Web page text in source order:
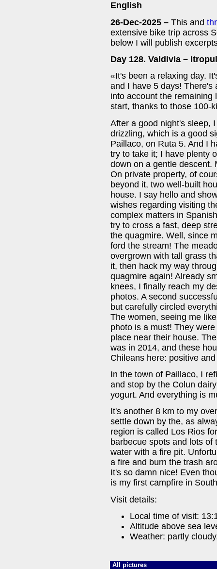
English
26-Dec-2025 – This and
extensive bike trip across
below I will publish
Day 128. Valdivia –
«It's been a relaxing day.
and I have 5 days! There's
into account the remaining
start, thanks to those 100-
After a good night's sleep,
drizzling, which is a good
Paillaco, on Ruta 5. And I
try to take it; I have plenty
down on a gentle descent.
On private property, of
beyond it, two well-built
house. I say hello and
wishes regarding visiting
complex matters in
try to cross a fast, deep
the quagmire. Well, since
ford the stream! The
overgrown with tall grass
it, then hack my way
quagmire again! Already
knees, I finally reach my
photos. A second
but carefully circled
The women, seeing me
photo is a must! They
place near their house.
was in 2014, and these
Chileans here: positive
In the town of Paillaco, I
and stop by the Colun
yogurt. And everything is
It's another 8 km to my
settle down by the, as
region is called Los Rios
barbecue spots and lots
water with a fire pit.
a fire and burn the trash
It's so damn nice! Even
is my first campfire in
Visit details:
Local time of visit:
Altitude above sea
Weather: partly
All pictures